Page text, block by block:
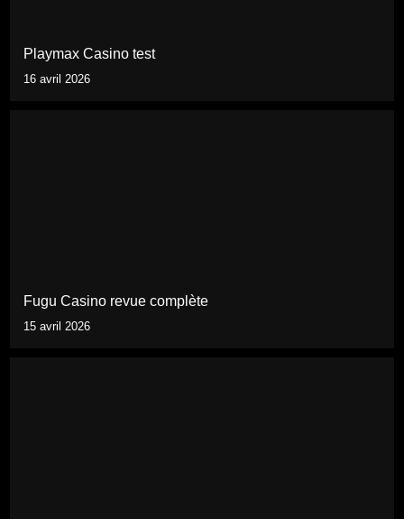
Playmax Casino test
16 avril 2026
Fugu Casino revue complète
15 avril 2026